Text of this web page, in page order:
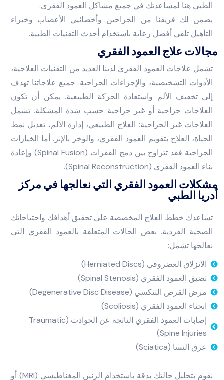
الطبي هنا لمساعدتك في جميع مشاكل العمود الفقري.
يضمن لك فريقنا من الجراحين وأخصائيي الأعصاب وخبراء
التأهيل تلقي أفضل رعاية باستخدام أحدث التقنيات الطبية.
مجالات علاج العمود الفقري
تشمل علاجات العمود الفقري لدينا العديد من التقنيات العلاجية،
الأدوات التشخيصية، والإجراءات الجراحية. جميع علاجاتنا تهدف
إلى تخفيف الألم واستعادة الحركة الطبيعية. يمكن أن تكون
العلاجات جراحية أو غير جراحية حسب شدة المشكلة. تشمل
العلاجات غير الجراحية: العلاج الطبيعي، إدارة الألم، تعديل نمط
الحياة، العلاج بتقويم العمود الفقري، والوخز بالإبر. أما الخيارات
الجراحية فقد تتراوح بين دمج الفقرات (Spinal Fusion) وإعادة
بناء العمود الفقري (Spinal Reconstruction).
مشكلات العمود الفقري التي نعالجها في مركز
أدريا الطبي
تساعدك خطط العلاج المخصصة على تحقيق أهدافك واحتياجاتك
الصحية الفردية. بعض الحالات المتعلقة بالعمود الفقري التي
نعالجها تشمل:
الانزلاق الغضروفي (Herniated Discs)
تضيق العمود الفقري (Spinal Stenosis)
مرض القرص التنكسي (Degenerative Disc Disease)
انحناء العمود الفقري (Scoliosis)
إصابات العمود الفقري الناتجة عن الحوادث (Traumatic
Spine Injuries)
عرق النسا (Sciatica)
نقوم بتحليل حالتك بدقة باستخدام الرنين المغناطيسي (MRI) أو